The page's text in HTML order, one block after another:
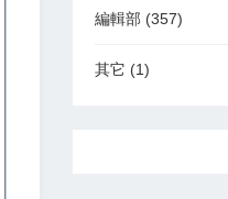
編輯部 (357)
其它 (1)